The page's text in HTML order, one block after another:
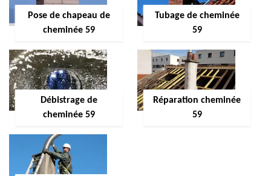
Pose de chapeau de
cheminée 59
Tubage de cheminée
59
Débistrage de
cheminée 59
Réparation cheminée
59